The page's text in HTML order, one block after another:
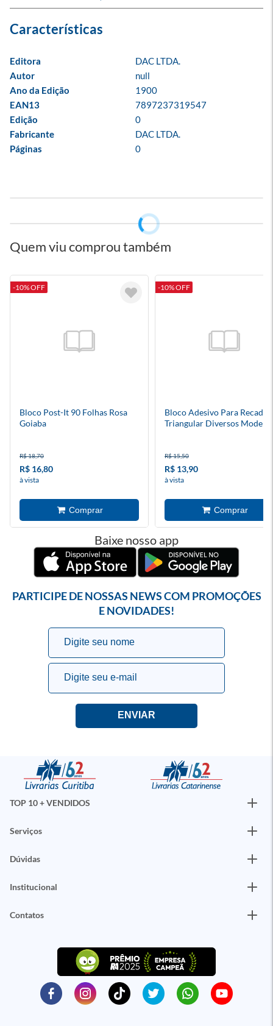
Editora
DAC LTDA.
Autor
null
Ano da Edição
1900
EAN13
7897237319547
Edição
0
Fabricante
DAC LTDA.
Páginas
0
Quem viu comprou também
-10% OFF
Bloco Post-It 90 Folhas Rosa
Goiaba
R$ 18,70
R$ 16,80
à vista
-10% OFF
Bloco Adesivo Para Recados
Triangular Diversos Modelos
R$ 15,50
R$ 13,90
à vista
Baixe nosso app
PARTICIPE DE NOSSAS NEWS COM PROMOÇÕES
E NOVIDADES!
TOP 10 + VENDIDOS
Serviços
Dúvidas
Institucional
Contatos